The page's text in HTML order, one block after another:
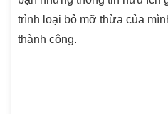
trình loại bỏ mỡ thừa của
thành công.